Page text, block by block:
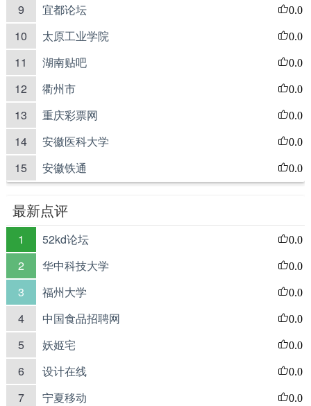
9 宜都论坛 0.0
10 太原工业学院 0.0
11 湖南贴吧 0.0
12 衢州市 0.0
13 重庆彩票网 0.0
14 安徽医科大学 0.0
15 安徽铁通 0.0
最新点评
1 52kd论坛 0.0
2 华中科技大学 0.0
3 福州大学 0.0
4 中国食品招聘网 0.0
5 妖姬宅 0.0
6 设计在线 0.0
7 宁夏移动 0.0